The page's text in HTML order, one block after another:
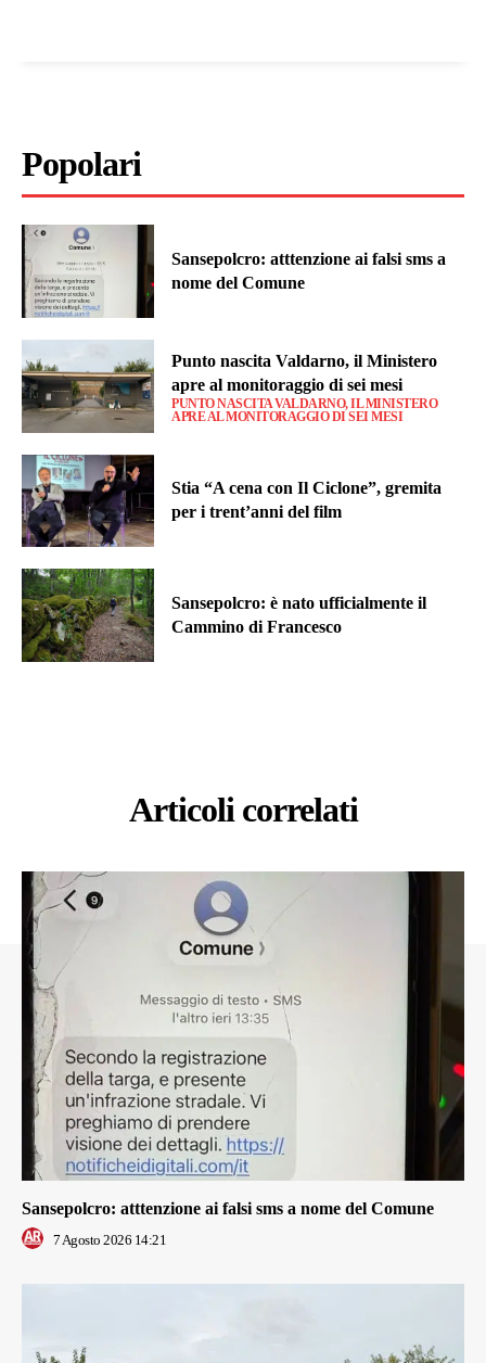
Popolari
Sansepolcro: atttenzione ai falsi sms a
nome del Comune
Punto nascita Valdarno, il Ministero
apre al monitoraggio di sei mesi
PUNTO NASCITA VALDARNO, IL MINISTERO
APRE AL MONITORAGGIO DI SEI MESI
Stia “A cena con Il Ciclone”, gremita
per i trent’anni del film
Sansepolcro: è nato ufficialmente il
Cammino di Francesco
Articoli correlati
Sansepolcro: atttenzione ai falsi sms a nome del Comune
7 Agosto 2026 14:21